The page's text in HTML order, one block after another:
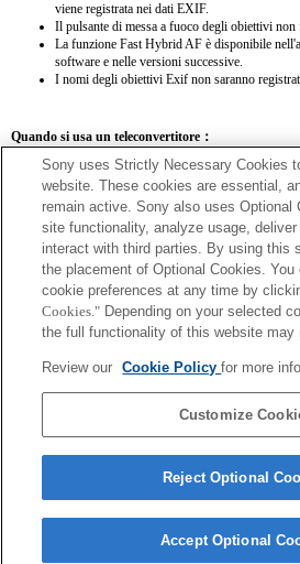
viene registrata nei dati EXIF.
Il pulsante di messa a fuoco degli obiettivi non
La funzione Fast Hybrid AF è disponibile
software e nelle versioni successive.
I nomi degli obiettivi Exif non saranno
Quando si usa un teleconvertitore：
SEL14TC SEL20TC
SEL14TC
La fotocamera potrebbe risultare fuori fuoco se è
La lunghezza focale e l'apertura massima per il
per l'ingrandimento pari a 10 o superiori non
Sony uses Strictly Necessary Cookies
website. These cookies are essential,
remain active. Sony also uses Optional
site functionality, analyze usage,
interact with third parties. By using this
the placement of Optional Cookies. You
cookie preferences at any time by
Cookies." Depending on your selected
the full functionality of this website may
Review our Cookie Policyfor more
Customize
Reject Optional
Accept Optional